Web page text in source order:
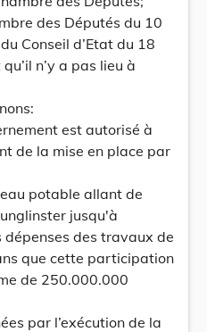
des Députés du 10
Conseil d’Etat du 18
n’y a pas lieu à
est autorisé à
de la mise en place par
potable allant de
jusqu'à
dépenses des travaux de
que cette participation
de 250.000.000
par l’exécution de la